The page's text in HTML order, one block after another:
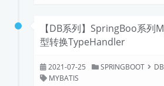
【DB系列】SpringBoo系列
型转换TypeHandler
2021-07-25 SPRINGBOOT
MYBATIS